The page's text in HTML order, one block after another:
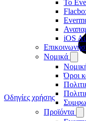
Το
iOS
Νομικά
Όροι
Προϊόντα
Οδηγίες χρήσης